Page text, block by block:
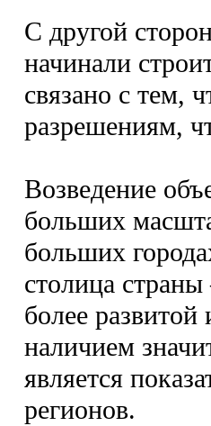
С другой
начинали
связано с тем,
разрешениям,
Возведение
больших
больших
столица
более
наличием
является
регионов.